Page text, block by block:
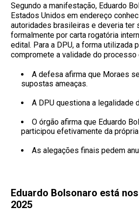
Segundo a manifestação, Eduardo
Estados Unidos em endereço
autoridades brasileiras e deveria ter
formalmente por carta rogatória
edital. Para a DPU, a forma utilizada
compromete a validade do processo
A defesa afirma que Moraes
supostas ameaças.
A DPU questiona a legalidade
O órgão afirma que Eduardo
participou efetivamente da
As alegações finais pedem
Eduardo Bolsonaro está
2025